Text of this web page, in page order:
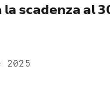
𝗹𝗮 𝘀𝗰𝗮𝗱𝗲𝗻𝘇𝗮
2025